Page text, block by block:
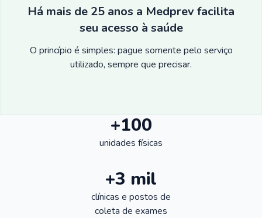
Há mais de 25 anos a Medprev facilita
seu acesso à saúde
O princípio é simples: pague somente pelo serviço
utilizado, sempre que precisar.
+100
unidades físicas
+3 mil
clínicas e postos de
coleta de exames